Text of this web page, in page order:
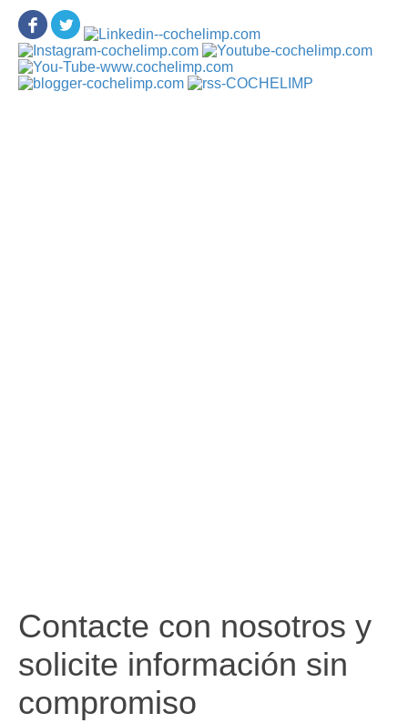
Contacte con nosotros y
solicite información sin
compromiso